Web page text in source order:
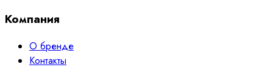
Компания
О бренде
Контакты